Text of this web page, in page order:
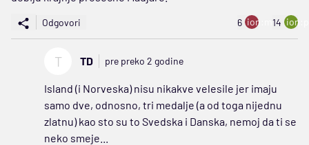
Odgovori 6 ion:minus
14
T TD pre preko 2 godine
Island (i Norveska) nisu nikakve velesile jer imaju
samo dve, odnosno, tri medalje (a od toga nijednu
zlatnu) kao sto su to Svedska i Danska, nemoj da ti se
neko smeje...